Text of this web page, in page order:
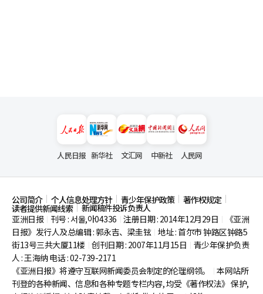
人民日报 新华社 文汇网 中新社 人民网
公司简介 个人信息处理方针 青少年保护政策 著作权规定
读者提供新闻线索
新闻稿件投诉负责人
亚洲日报
刊号 : 서울,아04336 注册日期 : 2014年12月29日
《亚洲
日报》发行人及总编辑 : 郭永吉、梁圭铉 地址 : 首尔市钟路区钟路5
街13号三共大厦11楼 创刊日期 : 2007年11月15日
青少年保护负责
人 : 王海纳 电话 : 02-739-2171
《亚洲日报》将遵守互联网新闻委员会制定的伦理纲领。
本网站所
刊登的各种新闻、信息和各种专题专栏内容, 均受《著作权法》 保护,